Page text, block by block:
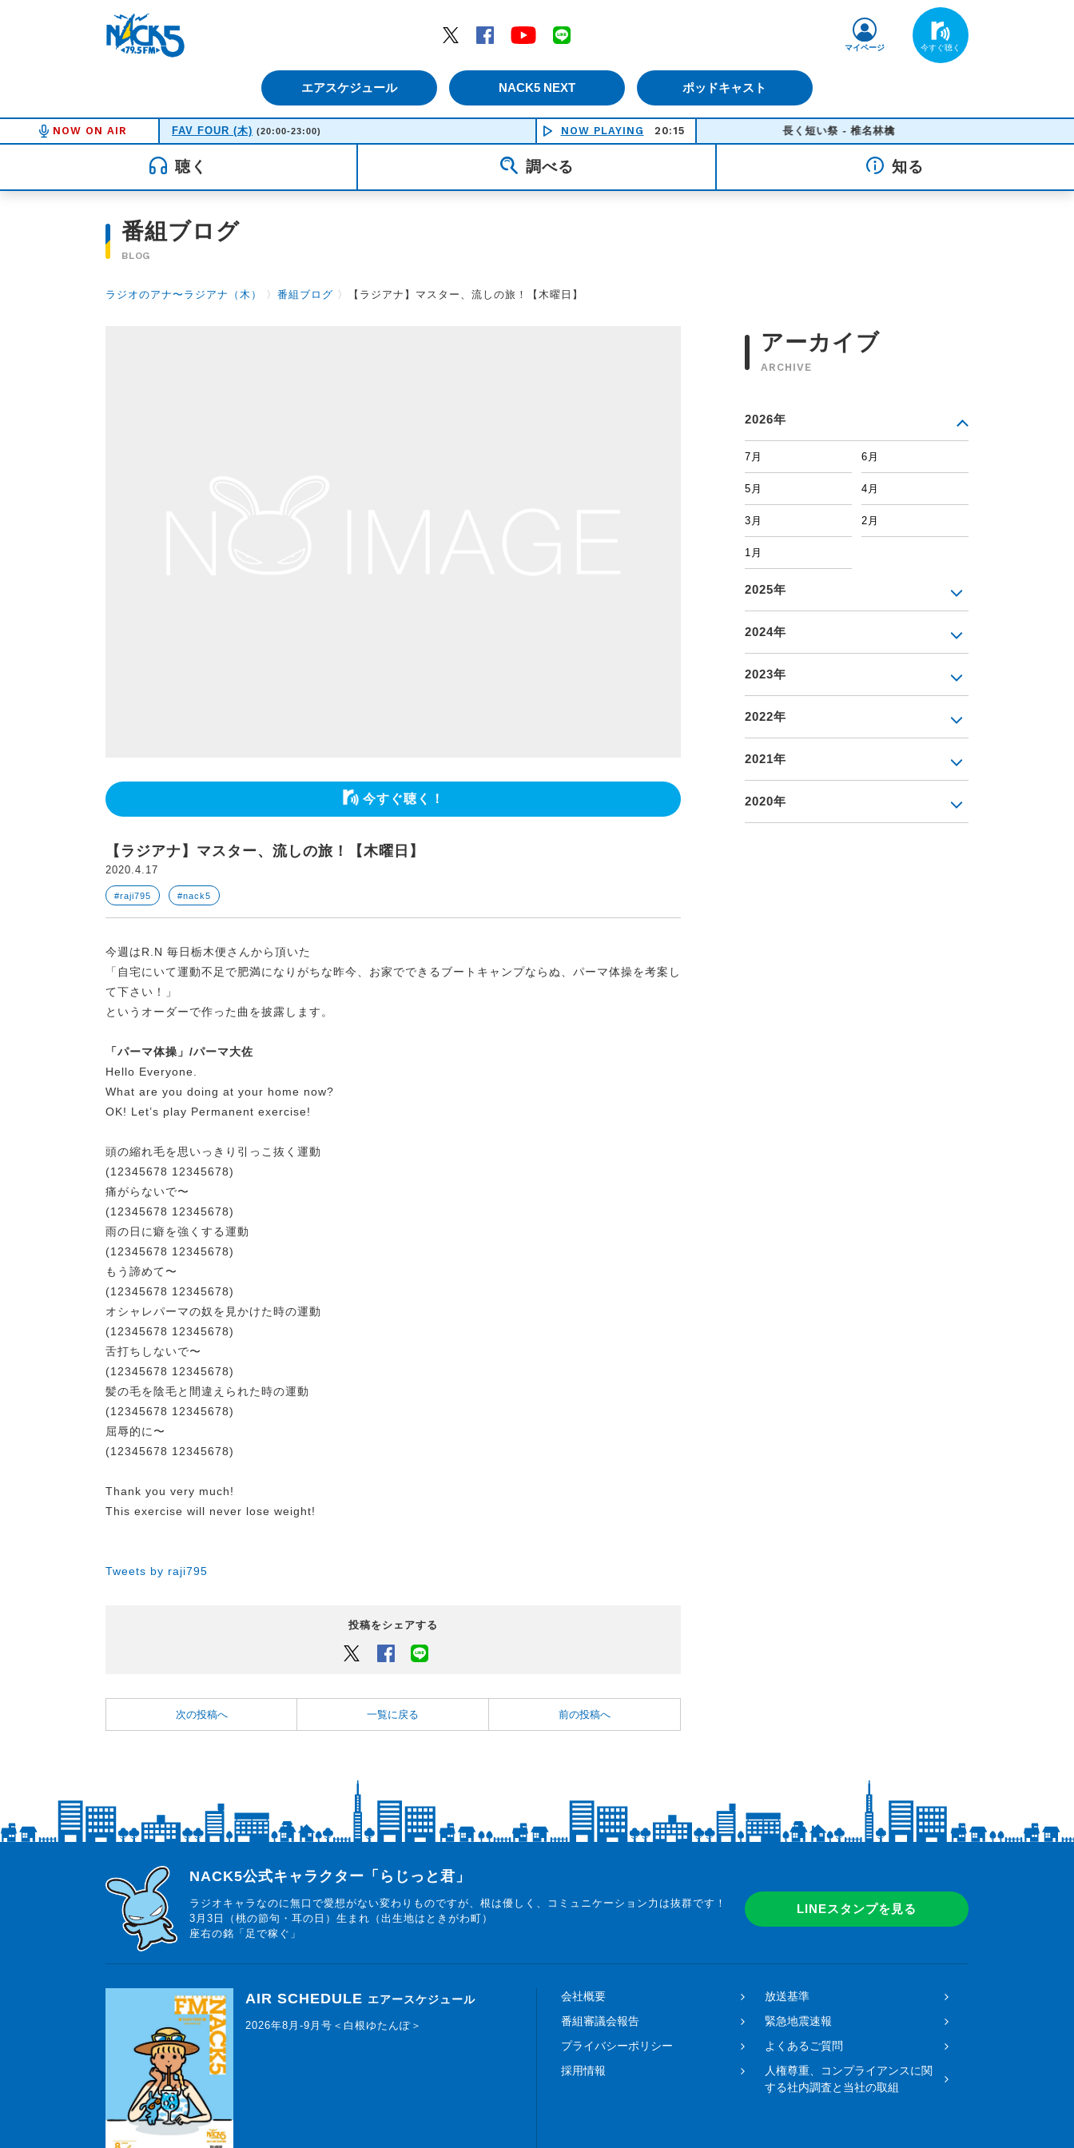
Twitter
Facebook YouTube
エアスケジュール NACK5 NEXT ポッドキャスト
マイページ
NOW ON AIR FAV FOUR (木) (20:00-23:00) NOW PLAYING 20:15 長く短い祭 - 椎名林檎
聴く 調べる 知る
番組ブログ
BLOG
ラジオのアナ〜ラジアナ（木） 〉 番組ブログ 〉 【ラジアナ】マスター、流しの旅！【木曜日】
今すぐ聴く！
【ラジアナ】マスター、流しの旅！【木曜日】
2020.4.17
#raji795 #nack5
今週はR.N 毎日栃木便さんから頂いた
「自宅にいて運動不足で肥満になりがちな昨今、お家でできるブートキャンプならぬ、パーマ体操を考案し
て下さい！」
というオーダーで作った曲を披露します。
「パーマ体操」/パーマ大佐
Hello Everyone.
What are you doing at your home now?
OK! Let’s play Permanent exercise!
頭の縮れ毛を思いっきり引っこ抜く運動
(12345678 12345678)
痛がらないで〜
(12345678 12345678)
雨の日に癖を強くする運動
(12345678 12345678)
もう諦めて〜
(12345678 12345678)
オシャレパーマの奴を見かけた時の運動
(12345678 12345678)
舌打ちしないで〜
(12345678 12345678)
髪の毛を陰毛と間違えられた時の運動
(12345678 12345678)
屈辱的に〜
(12345678 12345678)
Thank you very much!
This exercise will never lose weight!
Tweets by raji795
投稿をシェアする
Twitter Facebook
次の投稿へ 一覧に戻る 前の投稿へ
アーカイブ
ARCHIVE
2026年
7月 6月
5月 4月
3月 2月
1月
2025年
2024年
2023年
2022年
2021年
2020年
らじっと君
NACK5公式キャラクター「らじっと君」
ラジオキャラなのに無口で愛想がない変わりものですが、根は優しく、コミュニケーション力は抜群です！
3月3日（桃の節句・耳の日）生まれ（出生地はときがわ町）
座右の銘「足で稼ぐ」
LINEスタンプを見る
AIR SCHEDULE エアースケジュール
2026年8月-9月号＜白根ゆたんぽ＞
会社概要
放送基準
番組審議会報告
緊急地震速報
プライバシーポリシー
よくあるご質問
採用情報
人権尊重、コンプライアンスに関
する社内調査と当社の取組